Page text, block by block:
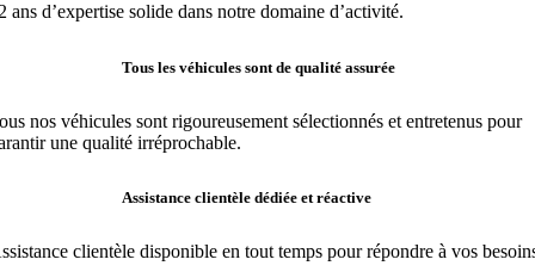
ans d’expertise solide dans notre domaine d’activité.
Tous les véhicules sont de qualité assurée
nos véhicules sont rigoureusement sélectionnés et entretenus pour
une qualité irréprochable.
Assistance clientèle dédiée et réactive
clientèle disponible en tout temps pour répondre à vos